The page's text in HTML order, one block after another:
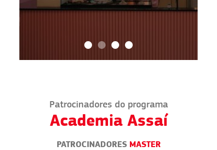
Patrocinadores do programa
Academia Assaí
PATROCINADORES MASTER